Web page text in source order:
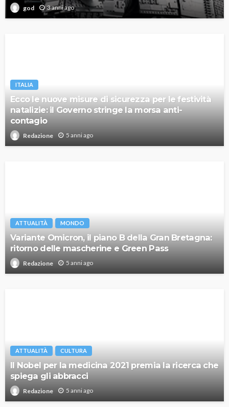
god 3 anni ago
ITALIA
Ecco le nuove misure di sicurezza per le festività
natalizie: il Governo stringe la morsa anti-
contagio
Redazione 5 anni ago
ATTUALITÀ MONDO
Variante Omicron, il piano B della Gran Bretagna:
ritorno delle mascherine e Green Pass
Redazione 5 anni ago
ATTUALITÀ CULTURA
Il Nobel per la medicina 2021 premia la ricerca che
spiega gli abbracci
Redazione 5 anni ago